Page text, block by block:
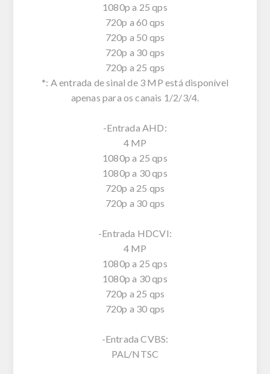
1080p a 25 qps
720p a 60 qps
720p a 50 qps
720p a 30 qps
720p a 25 qps
*: A entrada de sinal de 3 MP está disponível
apenas para os canais 1/2/3/4.
-Entrada AHD:
4 MP
1080p a 25 qps
1080p a 30 qps
720p a 25 qps
720p a 30 qps
-Entrada HDCVI:
4 MP
1080p a 25 qps
1080p a 30 qps
720p a 25 qps
720p a 30 qps
-Entrada CVBS:
PAL/NTSC